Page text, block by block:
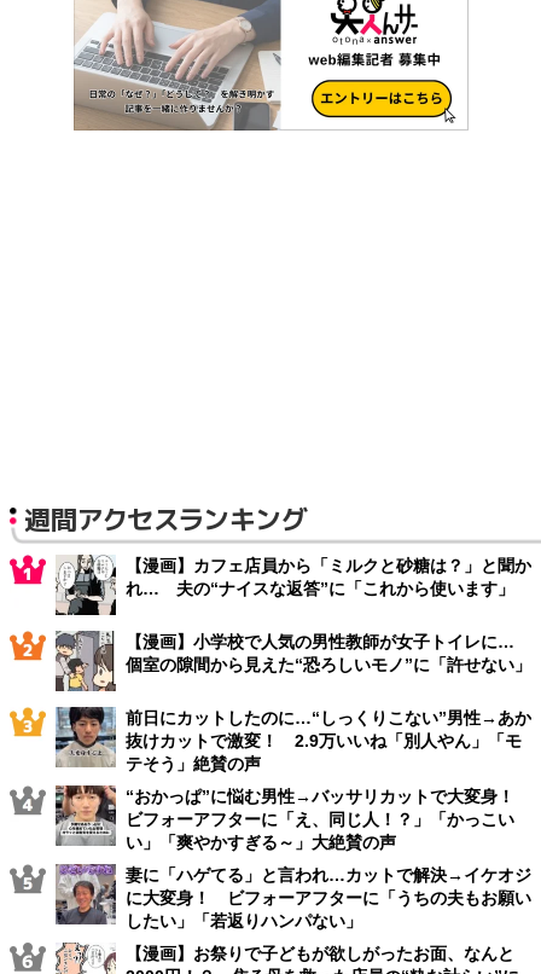
週間アクセスランキング
【漫画】カフェ店員から「ミルクと砂糖は？」と聞か
れ… 夫の“ナイスな返答”に「これから使います」
【漫画】小学校で人気の男性教師が女子トイレに…
個室の隙間から見えた“恐ろしいモノ”に「許せない」
前日にカットしたのに…“しっくりこない”男性→あか
抜けカットで激変！ 2.9万いいね「別人やん」「モ
テそう」絶賛の声
“おかっぱ”に悩む男性→バッサリカットで大変身！
ビフォーアフターに「え、同じ人！？」「かっこい
い」「爽やかすぎる～」大絶賛の声
妻に「ハゲてる」と言われ…カットで解決→イケオジ
に大変身！ ビフォーアフターに「うちの夫もお願い
したい」「若返りハンパない」
【漫画】お祭りで子どもが欲しがったお面、なんと